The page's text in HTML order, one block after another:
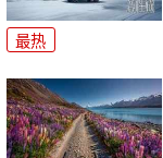
最热